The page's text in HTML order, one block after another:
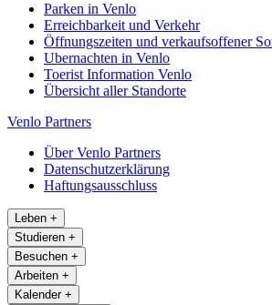
Parken in Venlo
Erreichbarkeit und Verkehr
Öffnungszeiten und verkaufsoffener
Ubernachten in Venlo
Toerist Information Venlo
Übersicht aller Standorte
Venlo Partners
Über Venlo Partners
Datenschutzerklärung
Haftungsausschluss
Leben +
Studieren +
Besuchen +
Arbeiten +
Kalender +